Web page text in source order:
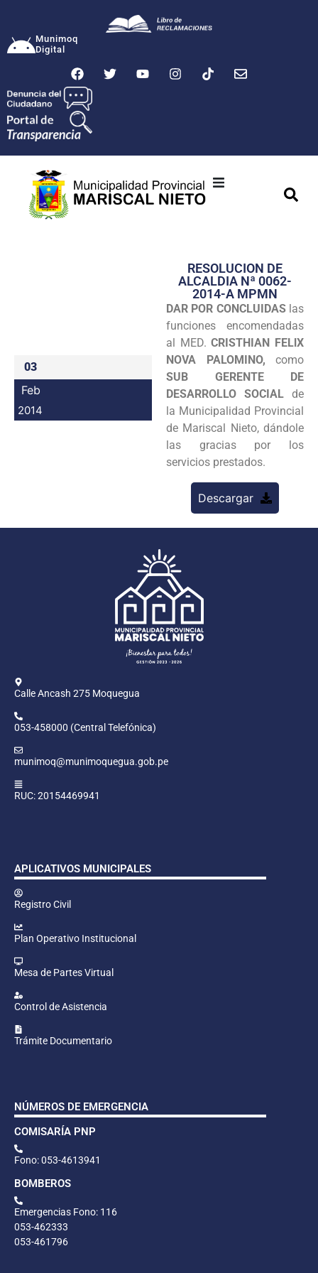
Munimoq
Digital
Transparencia
Seguridad
Programas
Intranet
03
Feb
2014
RESOLUCION DE
ALCALDIA Nª 0062-
2014-A MPMN
DAR POR CONCLUIDAS las
funciones encomendadas
al MED.CRISTHIAN FELlX
NOVA PALOMINO, como
SUB GERENTE DE
DESARROLLO SOCIAL de
la Municipalidad Provincial
de Mariscal Nieto, dándole
las gracias por los
servicios prestados.
Descargar
Calle Ancash 275 Moquegua
053-458000 (Central Telefónica)
munimoq@munimoquegua.gob.pe
RUC: 20154469941
APLICATIVOS MUNICIPALES
Registro Civil
Plan Operativo Institucional
Mesa de Partes Virtual
Control de Asistencia
Trámite Documentario
NÚMEROS DE EMERGENCIA
COMISARÍA PNP
Fono: 053-4613941
BOMBEROS
Emergencias Fono: 116
053-462333
053-461796